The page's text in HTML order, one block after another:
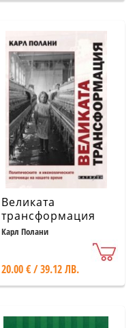
Великата
трансформация
Карл Полани
20.00 € / 39.12 ЛВ.